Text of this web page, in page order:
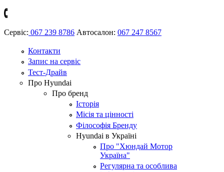
Сервіс: 067 239 8786 Автосалон: 067 247 8567
Контакти
Запис на сервіс
Тест-Драйв
Про Hyundai
Про бренд
Історія
Місія та цінності
Філософія Бренду
Hyundai в Україні
Про "Хюндай Мотор
Україна"
Регулярна та особлива